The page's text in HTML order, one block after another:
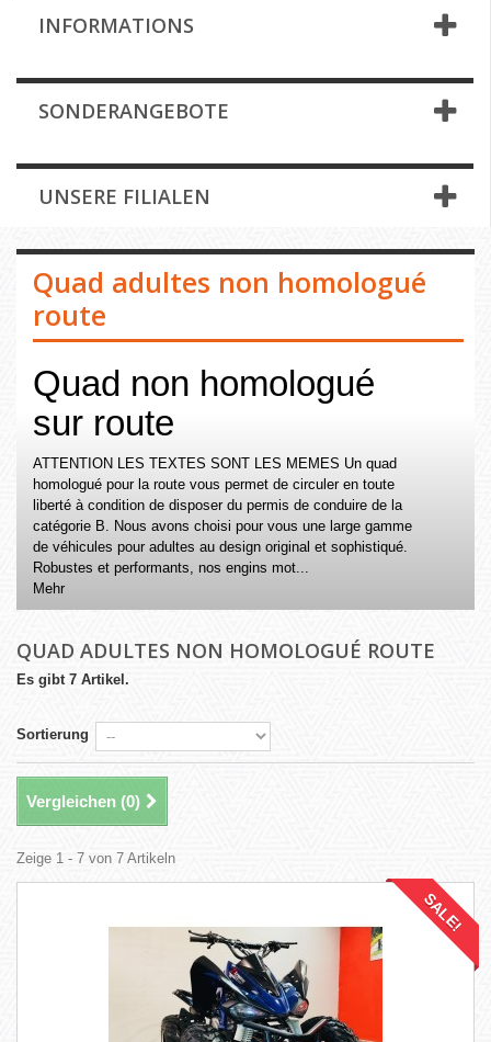
INFORMATIONS
SONDERANGEBOTE
UNSERE FILIALEN
Quad adultes non homologué
route
Quad non homologué
sur route
ATTENTION LES TEXTES SONT LES MEMES Un quad
homologué pour la route vous permet de circuler en toute
liberté à condition de disposer du permis de conduire de la
catégorie B. Nous avons choisi pour vous une large gamme
de véhicules pour adultes au design original et sophistiqué.
Robustes et performants, nos engins mot...
Mehr
QUAD ADULTES NON HOMOLOGUÉ ROUTE
Es gibt 7 Artikel.
Sortierung
Vergleichen (0)
Zeige 1 - 7 von 7 Artikeln
SALE!